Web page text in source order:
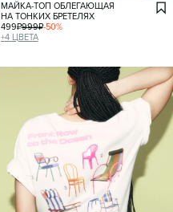
МАЙКА-ТОП ОБЛЕГАЮЩАЯ
НА ТОНКИХ БРЕТЕЛЯХ
499₽999₽-50%
+4 ЦВЕТА